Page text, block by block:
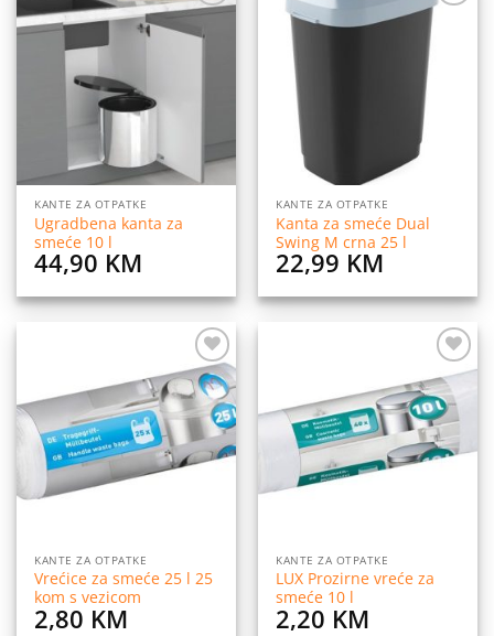
na
KANTE ZA OTPATKE
Ugradbena kanta za
smeće 10 l
44,90 KM
Dodaj
KANTE ZA OTPATKE
Kanta za smeće Dual
Swing M crna 25 l
22,99 KM
Dodaj
na
listu
želja
KANTE ZA OTPATKE
Vrećice za smeće 25 l 25
kom s vezicom
2,80 KM
Dodaj
na
listu
želja
KANTE ZA OTPATKE
LUX Prozirne vreće za
smeće 10 l
2,20 KM